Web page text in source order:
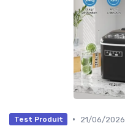
Test Produit • 21/06/2026